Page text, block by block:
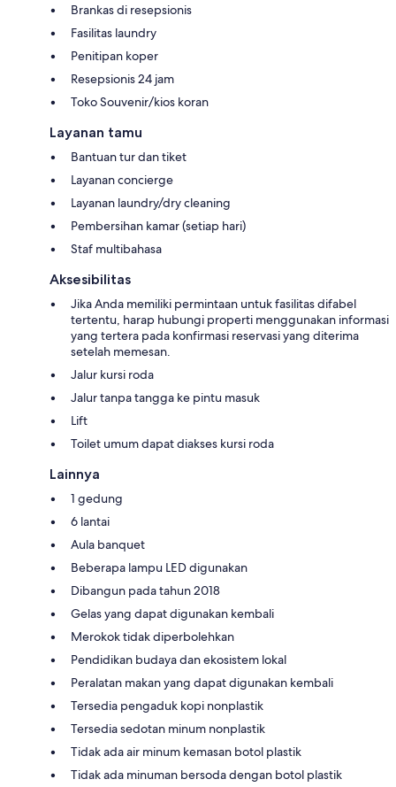
Brankas di resepsionis
Fasilitas laundry
Penitipan koper
Resepsionis 24 jam
Toko Souvenir/kios koran
Layanan tamu
Bantuan tur dan tiket
Layanan concierge
Layanan laundry/dry cleaning
Pembersihan kamar (setiap hari)
Staf multibahasa
Aksesibilitas
Jika Anda memiliki permintaan untuk fasilitas difabel
tertentu, harap hubungi properti menggunakan informasi
yang tertera pada konfirmasi reservasi yang diterima
setelah memesan.
Jalur kursi roda
Jalur tanpa tangga ke pintu masuk
Lift
Toilet umum dapat diakses kursi roda
Lainnya
1 gedung
6 lantai
Aula banquet
Beberapa lampu LED digunakan
Dibangun pada tahun 2018
Gelas yang dapat digunakan kembali
Merokok tidak diperbolehkan
Pendidikan budaya dan ekosistem lokal
Peralatan makan yang dapat digunakan kembali
Tersedia pengaduk kopi nonplastik
Tersedia sedotan minum nonplastik
Tidak ada air minum kemasan botol plastik
Tidak ada minuman bersoda dengan botol plastik